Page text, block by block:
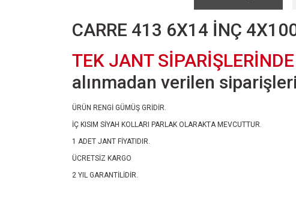
CARRE 413 6X14 İNÇ
TEK JANT
alınmadan verilen
ÜRÜN RENGİ GÜMÜŞ GRİDİR.
İÇ KISIM SİYAH KOLLARI PARLAK OLARAKTA MEVCUTTUR.
1 ADET JANT FİYATIDIR.
ÜCRETSİZ KARGO
2 YIL GARANTİLİDİR.